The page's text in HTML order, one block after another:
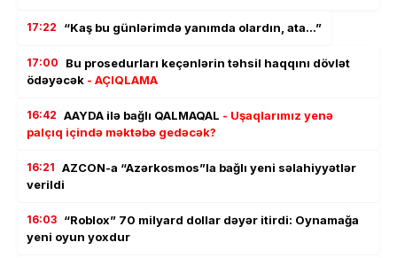
17:22 “Kaş bu günlərimdə yanımda olardın, ata…”
17:00
Bu prosedurları keçənlərin təhsil haqqını dövlət
ödəyəcək - AÇIQLAMA
16:42 AAYDA ilə bağlı QALMAQAL - Uşaqlarımız yenə
palçıq içində məktəbə gedəcək?
16:21 AZCON-a “Azərkosmos”la bağlı yeni səlahiyyətlər
verildi
16:03 “Roblox” 70 milyard dollar dəyər itirdi: Oynamağa
yeni oyun yoxdur